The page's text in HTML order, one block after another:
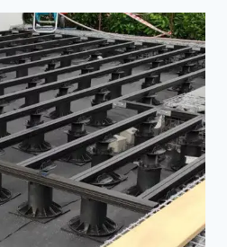
ALL'APERTO